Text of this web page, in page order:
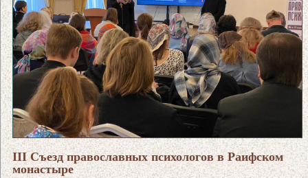
III Съезд православных психологов в Раифском
монастыре